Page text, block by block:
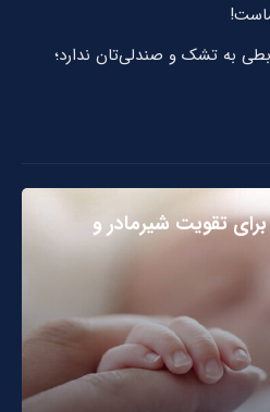
به تشک و صندلی‌تان ندارد؛
تقویت شیرمادر و